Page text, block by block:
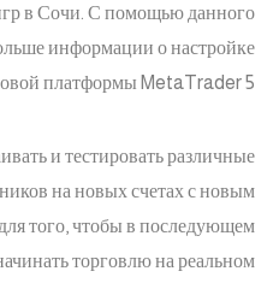
в Сочи. С помощью данного
информации о настройке
платформы MetaTrader 5.
и тестировать различные
на новых счетах с новым
того, чтобы в последующем
торговлю на реальном